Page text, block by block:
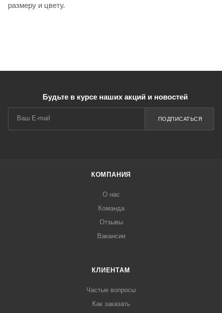
размеру и цвету.
Будьте в курсе наших акций и новостей
ПОДПИСАТЬСЯ
КОМПАНИЯ
О нас
Команда
Отзывы
Вакансии
КЛИЕНТАМ
Частые вопросы
Как заказать